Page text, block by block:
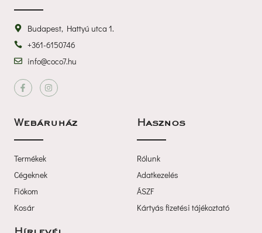
Budapest, Hattyú utca 1.
+361-6150746
info@coco7.hu
Webáruház
Termékek
Cégeknek
Fiókom
Kosár
Haszno
Rólunk
Adatkezelé
ÁSZF
Kártyás fizetési tájékoztató